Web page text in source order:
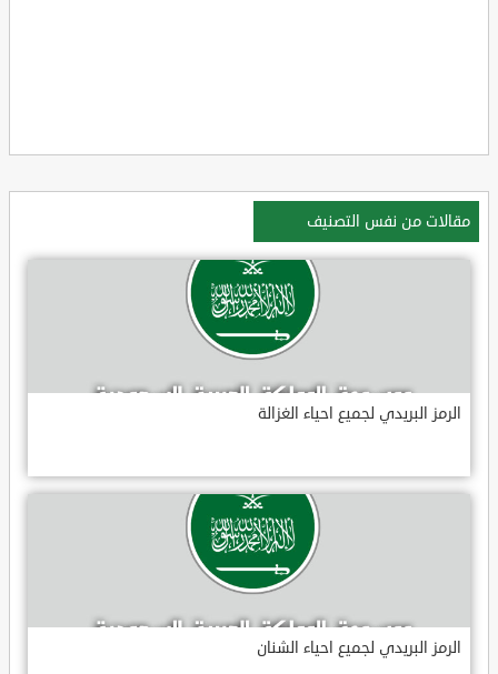
مقالات من نفس التصنيف
الرمز البريدي لجميع احياء الغزالة
الرمز البريدي لجميع احياء الشنان